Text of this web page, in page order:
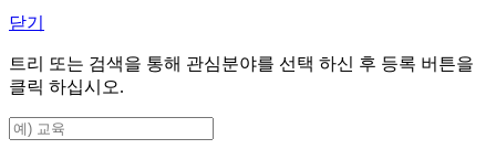
닫기
트리 또는 검색을 통해 관심분야를 선택 하신 후 등록 버튼을
클릭 하십시오.